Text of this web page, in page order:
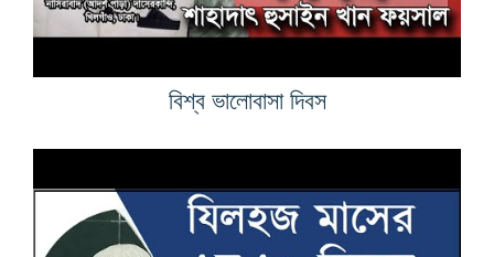
বিশ্ব ভালোবাসা দিবস